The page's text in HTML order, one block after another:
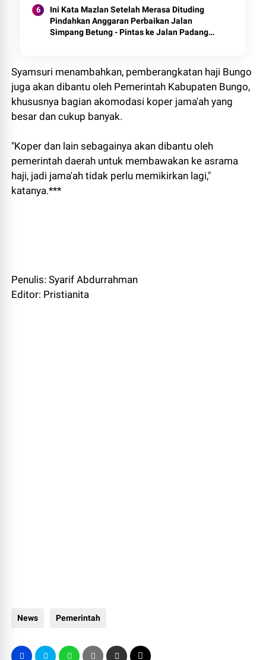
Ini Kata Mazlan Setelah Merasa Dituding
Pindahkan Anggaran Perbaikan Jalan
Simpang Betung - Pintas ke Jalan Padang
Syamsuri menambahkan, pemberangkatan haji Bungo
juga akan dibantu oleh Pemerintah Kabupaten Bungo,
khususnya bagian akomodasi koper jama'ah yang
besar dan cukup banyak.
"Koper dan lain sebagainya akan dibantu oleh
pemerintah daerah untuk membawakan ke asrama
haji, jadi jama'ah tidak perlu memikirkan lagi,"
katanya.***
Penulis: Syarif Abdurrahman
Editor: Pristianita
News Pemerintah